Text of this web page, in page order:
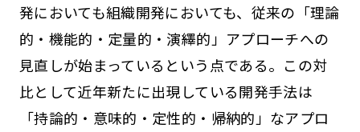
発においても組織開発においても、従来の「理論
的・機能的・定量的・演繹的」アプローチへの
見直しが始まっているという点である。この対
比として近年新たに出現している開発手法は
「持論的・意味的・定性的・帰納的」なアプロ